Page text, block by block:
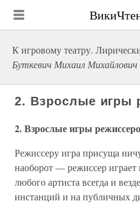
К игровому театру.
Буткевич Михаил Михайлович
2. Взрослые игры
2. Взрослые игры
Режиссеру игра присуща
наоборот — режиссер играет
любого артиста всегда и
инстанций и на публичных